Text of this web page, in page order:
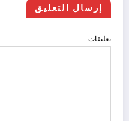
إرسال التعليق
تعليقات